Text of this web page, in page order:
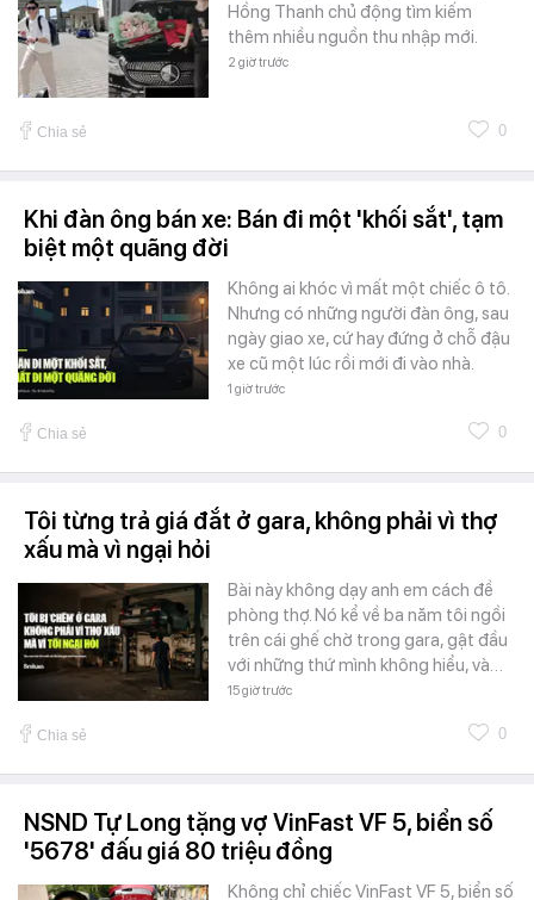
Hồng Thanh chủ động tìm kiếm
thêm nhiều nguồn thu nhập mới.
2 giờ trước
Chia sẻ 0
Khi đàn ông bán xe: Bán đi một 'khối sắt', tạm
biệt một quãng đời
Không ai khóc vì mất một chiếc ô tô.
Nhưng có những người đàn ông, sau
ngày giao xe, cứ hay đứng ở chỗ đậu
xe cũ một lúc rồi mới đi vào nhà.
1 giờ trước
Chia sẻ 0
Tôi từng trả giá đắt ở gara, không phải vì thợ
xấu mà vì ngại hỏi
Bài này không dạy anh em cách đề
phòng thợ. Nó kể về ba năm tôi ngồi
trên cái ghế chờ trong gara, gật đầu
với những thứ mình không hiểu, và…
15 giờ trước
Chia sẻ 0
NSND Tự Long tặng vợ VinFast VF 5, biển số
'5678' đấu giá 80 triệu đồng
Không chỉ chiếc VinFast VF 5, biển số